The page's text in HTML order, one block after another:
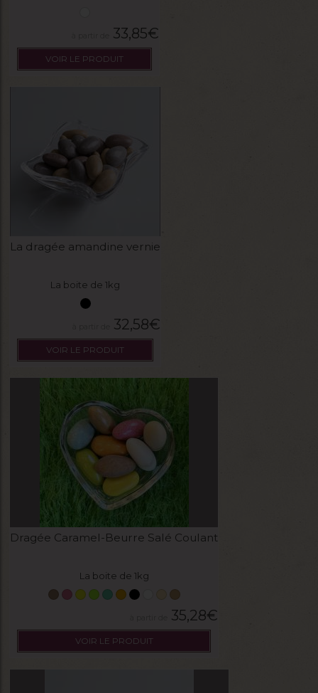
33,85€
VOIR LE PRODUIT
La dragée amandine vernie
La boite de 1kg
32,58€
VOIR LE PRODUIT
Dragée Caramel-Beurre Salé Coulant
La boite de 1kg
35,28€
VOIR LE PRODUIT